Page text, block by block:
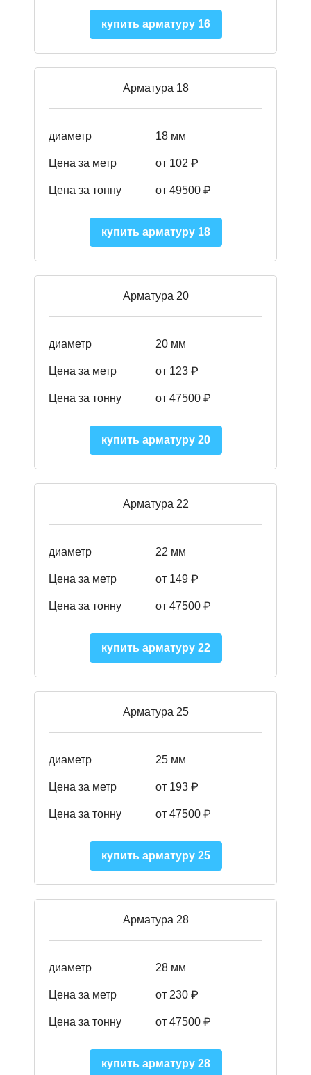
купить арматуру 16
Арматура 18
диаметр 18 мм
Цена за метр от 102 ₽
Цена за тонну от 49500 ₽
купить арматуру 18
Арматура 20
диаметр 20 мм
Цена за метр от 123 ₽
Цена за тонну от 47500 ₽
купить арматуру 20
Арматура 22
диаметр 22 мм
Цена за метр от 149 ₽
Цена за тонну от 47500 ₽
купить арматуру 22
Арматура 25
диаметр 25 мм
Цена за метр от 193 ₽
Цена за тонну от 47500 ₽
купить арматуру 25
Арматура 28
диаметр 28 мм
Цена за метр от 230 ₽
Цена за тонну от 47500 ₽
купить арматуру 28